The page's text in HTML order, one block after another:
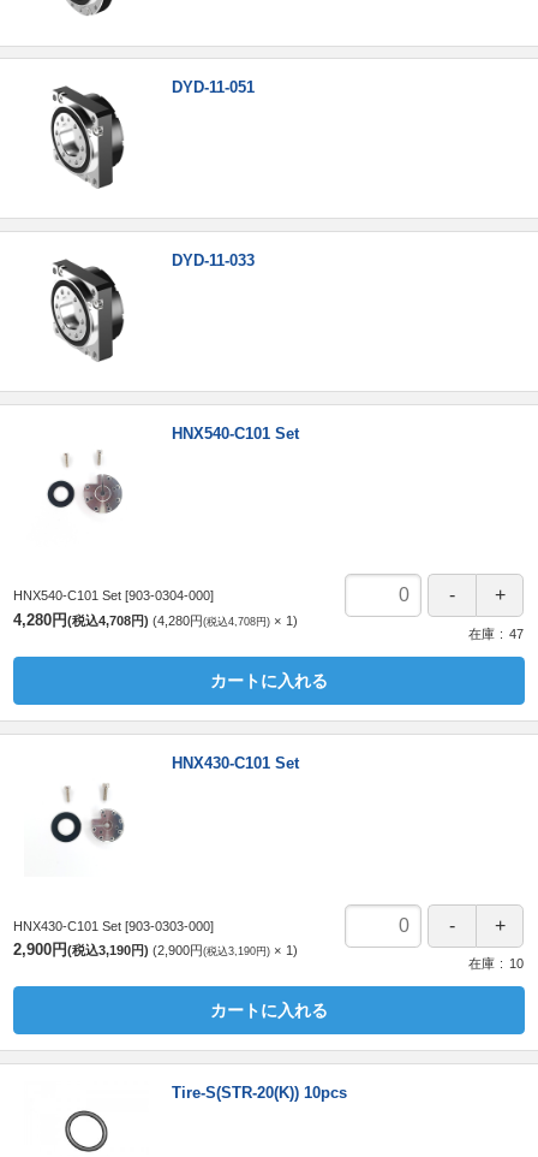
DYD-11-051
DYD-11-033
HNX540-C101 Set
HNX540-C101 Set [903-0304-000]
4,280円(税込4,708円) 4,280円(税込4,708円)
1
在庫
47
カートに入れる
HNX430-C101 Set
HNX430-C101 Set [903-0303-000]
2,900円(税込3,190円) 2,900円(税込3,190円)
1
在庫
10
カートに入れる
Tire-S(STR-20(K)) 10pcs